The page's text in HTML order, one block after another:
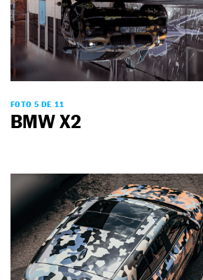
FOTO 5 DE 11
BMW X2